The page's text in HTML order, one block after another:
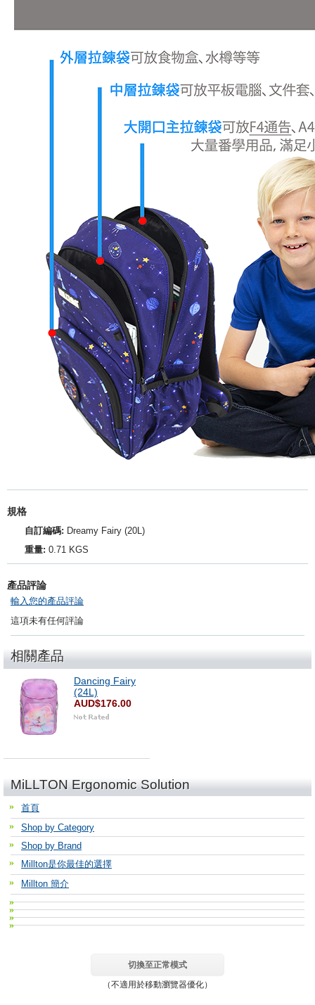
規格
自訂編碼: Dreamy Fairy (20L)
重量: 0.71 KGS
產品評論
輸入您的產品評論
這項未有任何評論
相關產品
Dancing Fairy
(24L)
AUD$176.00
MiLLTON Ergonomic Solution
首頁
Shop by Category
Shop by Brand
Millton是你最佳的選擇
Millton 簡介
切換至正常模式
（不適用於移動瀏覽器優化）